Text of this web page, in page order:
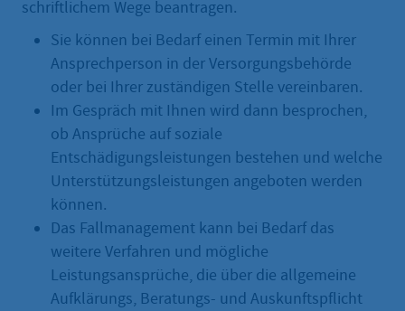
schriftlichem Wege beantragen.
Sie können bei Bedarf einen Termin mit Ihrer
Ansprechperson in der Versorgungsbehörde
oder bei Ihrer zuständigen Stelle vereinbaren.
Im Gespräch mit Ihnen wird dann besprochen,
ob Ansprüche auf soziale
Entschädigungsleistungen bestehen und welche
Unterstützungsleistungen angeboten werden
können.
Das Fallmanagement kann bei Bedarf das
weitere Verfahren und mögliche
Leistungsansprüche, die über die allgemeine
Aufklärungs, Beratungs- und Auskunftspflicht